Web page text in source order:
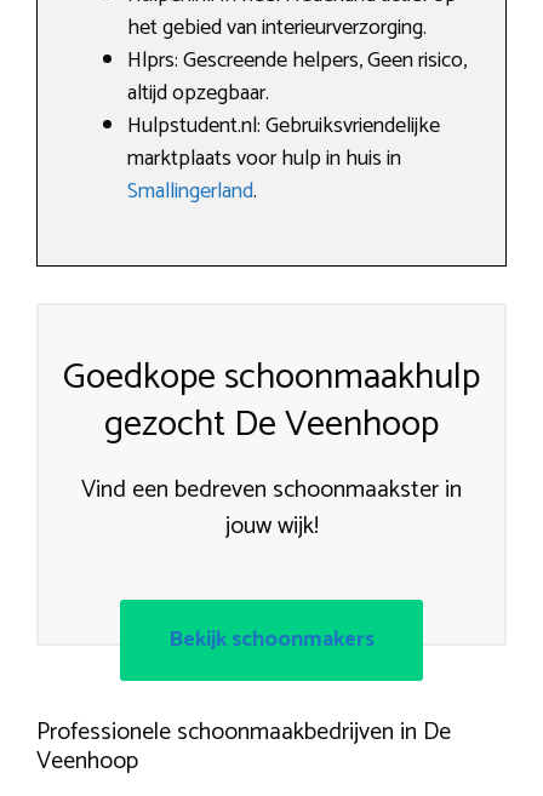
het gebied van interieurverzorging.
Hlprs: Gescreende helpers, Geen risico,
altijd opzegbaar.
Hulpstudent.nl: Gebruiksvriendelijke
marktplaats voor hulp in huis in
Smallingerland.
Goedkope schoonmaakhulp
gezocht De Veenhoop
Vind een bedreven schoonmaakster in
jouw wijk!
Bekijk schoonmakers
Professionele schoonmaakbedrijven in De
Veenhoop